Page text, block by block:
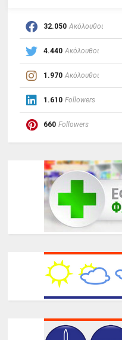
32.050 Ακόλουθοι
4.440 Ακόλουθοι
1.970 Ακόλουθοι
1.610 Followers
660 Followers